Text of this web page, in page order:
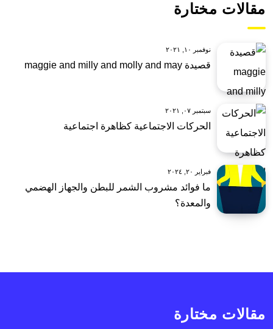
مقالات مختارة
نوفمبر ١٠, ٢٠٢١
قصيدة maggie and milly and molly and may
سبتمبر ٠٧, ٢٠٢١
الحركات الاجتماعية كظاهرة اجتماعية
فبراير ٢٠, ٢٠٢٤
ما فوائد مشروب الشمر للبطن والجهاز الهضمي
والمعدة؟
مقالات مختارة